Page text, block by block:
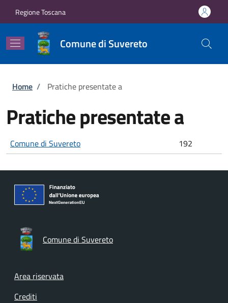
Regione Toscana
Comune di Suvereto
Briciole di pane
Home / Pratiche presentate a
Pratiche presentate a
Comune di Suvereto 192
Comune di Suvereto
Footer menu
Area riservata
Crediti